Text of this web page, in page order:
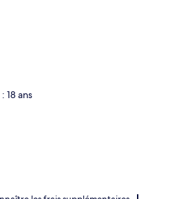
18 ans